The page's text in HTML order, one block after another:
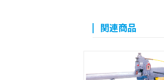
関連商品